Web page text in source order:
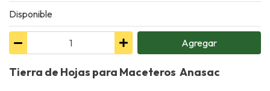
Disponible
Agregar
Tierra de Hojas para Maceteros Anasac